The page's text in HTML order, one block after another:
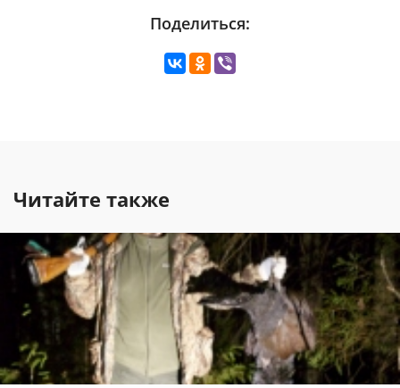
Поделиться:
Читайте также